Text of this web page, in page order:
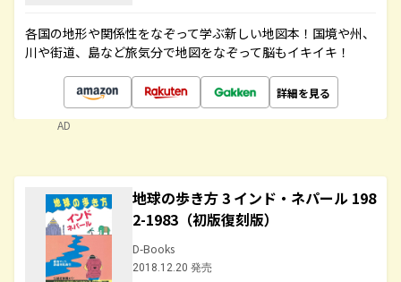
各国の地形や関係性をなぞって学ぶ新しい地図本！国境や州、
川や街道、島など旅気分で地図をなぞって脳もイキイキ！
詳細を見る
AD
地球の歩き方 3 インド・ネパール 198
2-1983（初版復刻版）
D-Books
2018.12.20 発売